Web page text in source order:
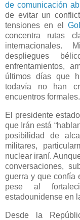
de comunicación
de evitar un
tensiones en el
concentra rutas
internacionales.
despliegues
enfrentamientos,
últimos días que
todavía no han
encuentros formales.
El presidente
que Irán está
posibilidad de
militares,
nuclear iraní.
conversaciones,
guerra y que confía
pese al
estadounidense en
Desde la